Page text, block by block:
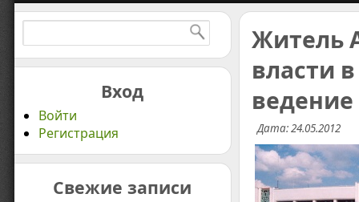
Вход
Войти
Регистрация
Свежие записи
Житель
власти
ведение
Дата: 24.05.2012